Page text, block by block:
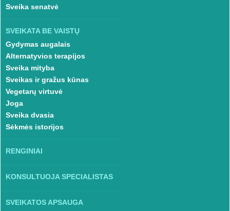
Sveika senatvė
SVEIKATA BE VAISTŲ
Gydymas augalais
Alternatyvios terapijos
Sveika mityba
Sveikas ir gražus kūnas
Vegetarų virtuvė
Joga
Sveika dvasia
Sėkmės istorijos
RENGINIAI
KONSULTUOJA SPECIALISTAS
SVEIKATOS APSAUGA